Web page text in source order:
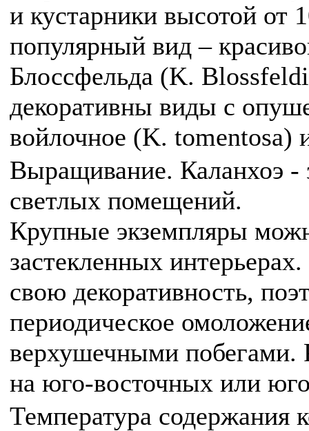
и кустарники высотой
популярный вид –
Блоссфельда (K.
декоративны виды с
войлочное (K. tomentosa)
Выращивание. Каланхоэ -
светлых помещений.
Крупные экземпляры
застекленных
свою декоративность,
периодическое
верхушечными побегами.
на юго-восточных или
Температура содержания